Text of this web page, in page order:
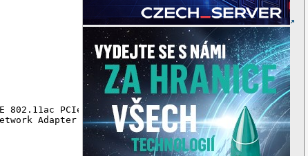
PCIe Wireless Network Adapter [10ec:8812]
Adapter [1043:86dd]